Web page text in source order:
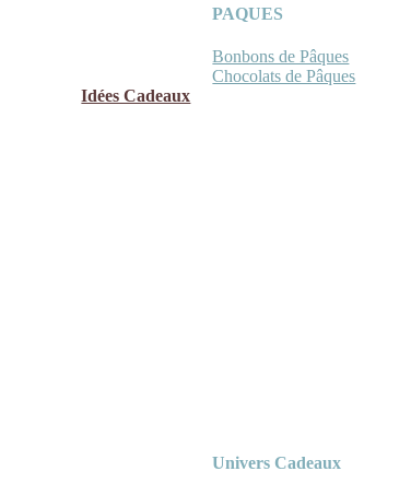
PAQUES
Bonbons de Pâques
Chocolats de Pâques
Idées Cadeaux
Univers Cadeaux